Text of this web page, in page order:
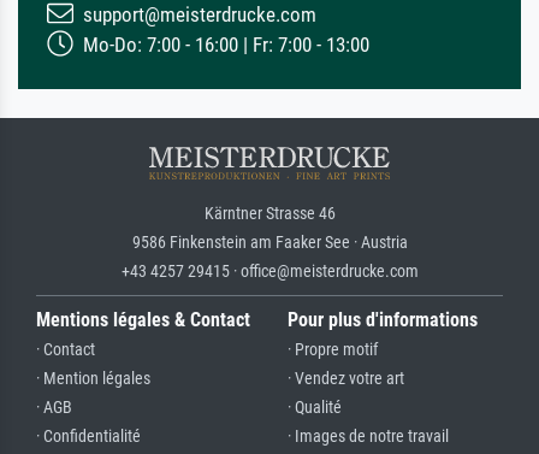
support@meisterdrucke.com
Mo-Do: 7:00 - 16:00 | Fr: 7:00 - 13:00
Kärntner Strasse 46
9586 Finkenstein am Faaker See · Austria
+43 4257 29415 · office@meisterdrucke.com
Mentions légales & Contact
· Contact
· Mention légales
· AGB
· Confidentialité
Pour plus d'informations
· Propre motif
· Vendez votre art
· Qualité
· Images de notre travail